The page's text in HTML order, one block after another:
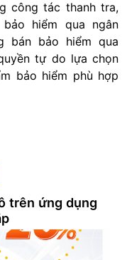
công tác thanh tra,
hiểm qua ngân
bán bảo hiểm qua
tự do lựa chọn
bảo hiểm phù hợp
trên ứng dụng